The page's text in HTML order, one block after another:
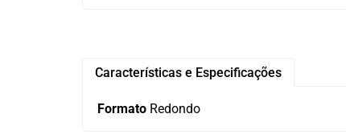
Características e Especificações
Formato Redondo